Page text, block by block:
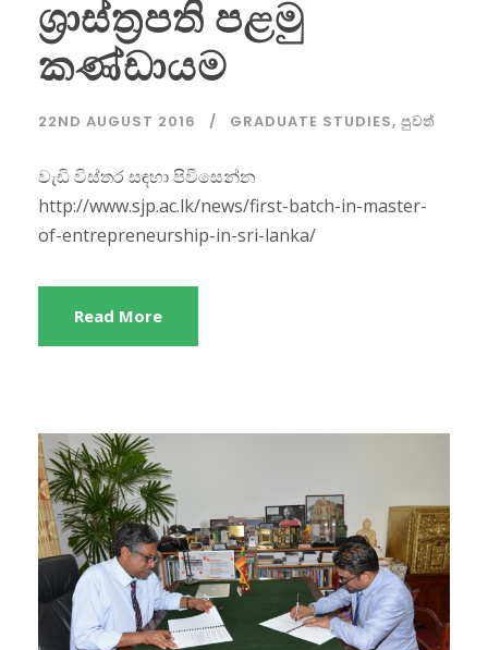
ශ්‍රාස්ත්‍රපති පළමු
කණ්ඩායම
22ND AUGUST 2016 GRADUATE STUDIES, පුවත්
වැඩි විස්තර සඳහා පිවිසෙන්න
http://www.sjp.ac.lk/news/first-batch-in-master-
of-entrepreneurship-in-sri-lanka/
Read More